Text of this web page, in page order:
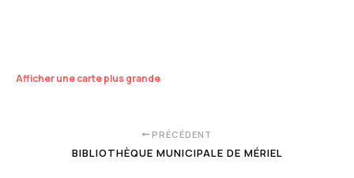
Afficher une carte plus grande
PRÉCÉDENT
BIBLIOTHÈQUE MUNICIPALE DE MÉRIEL